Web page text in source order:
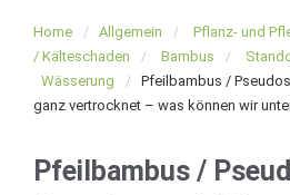
Home Allgemein Pflanz- und
/ Kälteschaden
Bambus
Wässerung
Pfeilbambus /
ganz vertrocknet – was können wir
Pfeilbambus /